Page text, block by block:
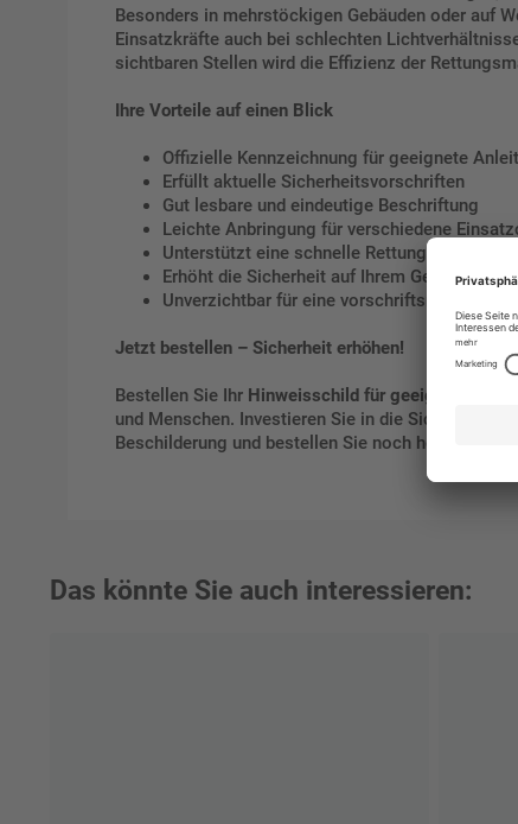
Besonders in mehrstöckigen Gebäuden oder auf
Einsatzkräfte auch bei schlechten
sichtbaren Stellen wird die Effizienz der
Ihre Vorteile auf einen Blick
Offizielle Kennzeichnung für geeignete
Erfüllt aktuelle Sicherheitsvorschriften
Gut lesbare und eindeutige Beschriftung
Leichte Anbringung für verschiedene
Unterstützt eine schnelle Rettung und
Erhöht die Sicherheit auf Ihrem Gelände
Unverzichtbar für eine vorschriftsmäßige
Jetzt bestellen – Sicherheit erhöhen!
Bestellen Sie Ihr Hinweisschild für geeignete Stelle
und Menschen. Investieren Sie in die Sicherheit
Beschilderung und bestellen Sie noch heute!
Das könnte Sie auch interessieren: